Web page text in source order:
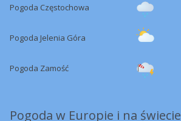
Pogoda Częstochowa
Pogoda Jelenia Góra
Pogoda Zamość
Pogoda w Europie i na świecie